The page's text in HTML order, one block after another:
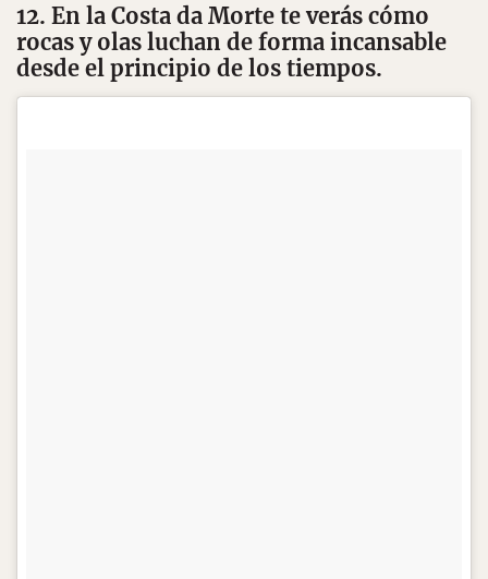
12. En la Costa da Morte te verás cómo
rocas y olas luchan de forma incansable
desde el principio de los tiempos.